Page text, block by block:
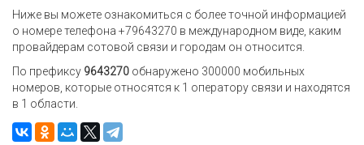
Ниже вы можете ознакомиться с более точной информацией
о номере телефона +79643270 в международном виде, каким
провайдерам сотовой связи и городам он относится.
По префиксу 9643270 обнаружено 300000 мобильных
номеров, которые относятся к 1 оператору связи и находятся
в 1 области.